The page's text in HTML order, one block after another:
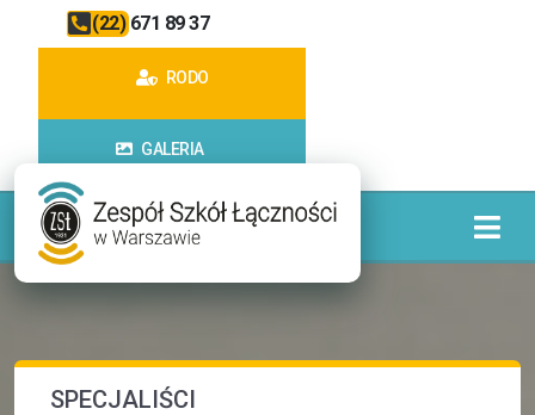
(22) 671 89 37
RODO
GALERIA
SPECJALIŚCI